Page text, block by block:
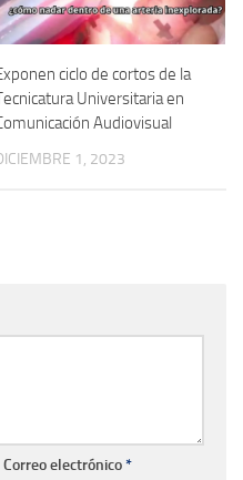
ciclo de cortos de la
Universitaria en
Audiovisual
1, 2023
Correo electrónico*